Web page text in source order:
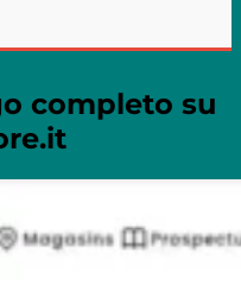
completo su